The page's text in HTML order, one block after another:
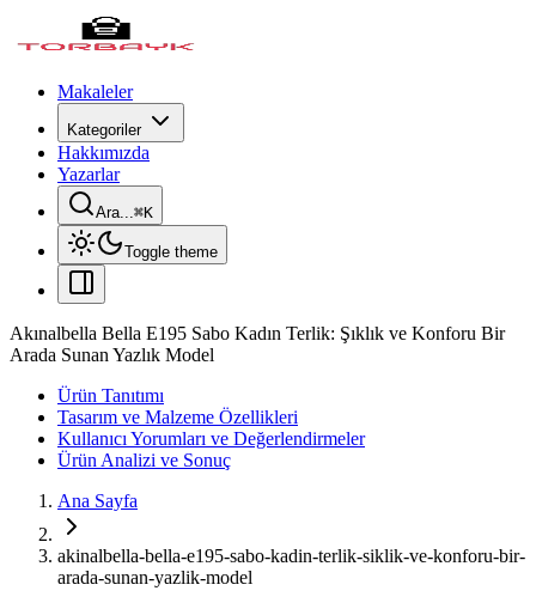
Makaleler
Kategoriler
Hakkımızda
Yazarlar
Ara...⌘K
Toggle theme
Akınalbella Bella E195 Sabo Kadın Terlik: Şıklık ve Konforu Bir
Arada Sunan Yazlık Model
Ürün Tanıtımı
Tasarım ve Malzeme Özellikleri
Kullanıcı Yorumları ve Değerlendirmeler
Ürün Analizi ve Sonuç
Ana Sayfa
akinalbella-bella-e195-sabo-kadin-terlik-siklik-ve-konforu-bir-
arada-sunan-yazlik-model